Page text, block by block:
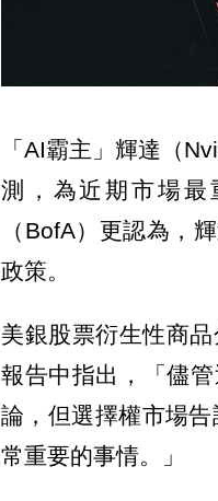
「AI霸主」輝達（
測，為近期市場最
（BofA）更認為，
政策。
美銀股票衍生性商
報告中指出，「儘
論，但選擇權市場
常重要的事情。」